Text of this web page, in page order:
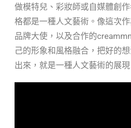
做模特兒、彩妝師或自媒體創
格都是一種人文藝術。像這次
品牌大使，以及合作的
己的形象和風格融合，把好的
出來，就是一種人文藝術的展現